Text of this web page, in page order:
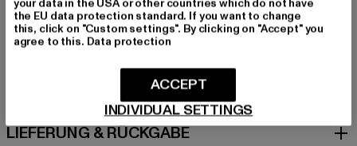
Schanzenstraße 41 | 51063 Köln | DE
PFLEGEHINWEISE
LIEFERUNG & RÜCKGABE
the EU data protection standard. If you want to change
this, click on "Custom settings". By clicking on "Accept" you
agree to this. Data protection
INDIVIDUAL SETTINGS
ACCEPT